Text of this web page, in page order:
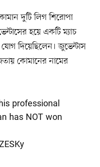
দুটি লিগ শিরোপা
হয়ে একটি ম্যাচ
দিয়েছিলেন। জুভেন্টাস
কোমানের নামের
professional
has NOT won